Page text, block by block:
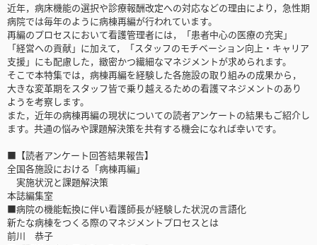
近年，病床機能の選択や診療報酬改定への対応などの理由により，急性期
病院では毎年のように病棟再編が行われています。
再編のプロセスにおいて看護管理者には，「患者中心の医療の充実」
「経営への貢献」に加えて，「スタッフのモチベーション向上・キャリア
支援」にも配慮した，緻密かつ繊細なマネジメントが求められます。
そこで本特集では，病棟再編を経験した各施設の取り組みの成果から，
大きな変革期をスタッフ皆で乗り越えるための看護マネジメントのあり
ようを考察します。
また，近年の病棟再編の現状についての読者アンケートの結果もご紹介し
ます。共通の悩みや課題解決策を共有する機会になれば幸いです。
■【読者アンケート回答結果報告】
全国各施設における「病棟再編」
実施状況と課題解決策
本誌編集室
■病院の機能転換に伴い看護師長が経験した状況の言語化
新たな病棟をつくる際のマネジメントプロセスとは
前川 恭子